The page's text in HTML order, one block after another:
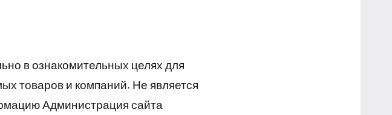
в ознакомительных целях для
товаров и компаний. Не является
Администрация сайта